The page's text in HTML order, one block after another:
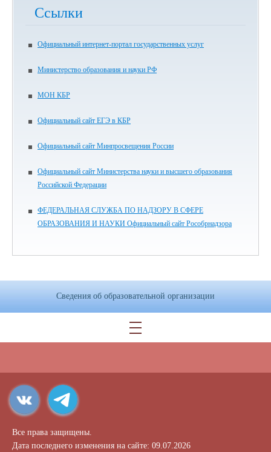
Ссылки
Официальный интернет-портал государственных услуг
Министерство образования и науки РФ
МОН КБР
Официальный сайт ЕГЭ в КБР
Официальный сайт Минпросвещения России
Официальный сайт Министерства науки и высшего образования
Российской Федерации
ФЕДЕРАЛЬНАЯ СЛУЖБА ПО НАДЗОРУ В СФЕРЕ
ОБРАЗОВАНИЯ И НАУКИ Официальный сайт Рособрнадзора
Сведения об образовательной организации
Все права защищены.
Дата последнего изменения на сайте: 09.07.2026